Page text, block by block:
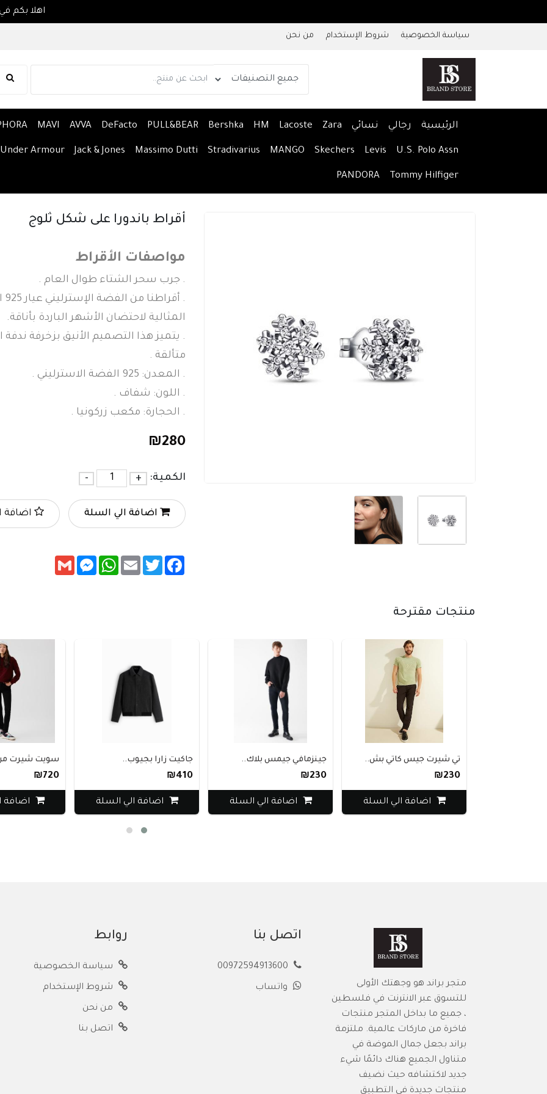
سياسة الخصوصية شروط الإستخدام من نحن
الرئيسية رجالي نسائي Zara
Lacoste
HM
Bershka
PULL&BEAR
DeFacto
AVVA
MAVI
U.S. Polo Assn
Levis
Skechers
MANGO
Stradivarius
Massimo Dutti
Jack & Jones
Under Armour
Tommy Hilfiger
PANDORA
أقراط باندورا على شكل ثلوج
مواصفات الأقراط
. جرب سحر الشتاء طوال العام .
المثالية لاحتضان الأشهر الباردة بأناقة.
. يتميز هذا التصميم الأنيق بزخرفة
متألقة .
. المعدن: 925 الفضة الاسترليني .
. اللون: شفاف .
. الحجارة: مكعب زركونيا .
₪280
الكمية: +
-
اضافة الي السلة اضافة
Facebook
Twitter
Email
WhatsApp
Messenger
Gmail
منتجات مقترحة
تي شيرت جيس كاتي بش..
₪230
اضافة الي السلة
جينزمافي جيمس بلاك..
₪230
اضافة الي السلة
جاكيت زارا بجيوب..
₪410
اضافة الي السلة
سويت شيرت
₪720
اضافة
متجر براند هو وجهتك الأولى
للتسوق عبر الانترنت في فلسطين
، جميع ما بداخل المتجر منتجات
فاخرة من ماركات عالمية. ملتزمة
براند بجعل جمال الموضة في
متناول الجميع هناك دائمًا شيء
جديد لاكتشافه حيث نضيف
منتجات جديدة في التطبيق
اتصل بنا
واتساب
روابط
سياسة الخصوصية
شروط الإستخدام
من نحن
اتصل بنا